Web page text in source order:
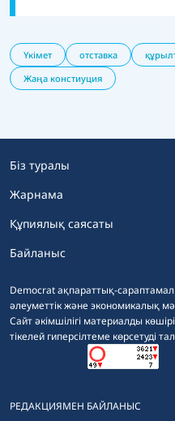
Үкімет отставка
Жаңа констиуция
Democrat ақпараттық-
әлеуметтік және экономикалық
Сайт әкімшілігі материалды
тікелей гиперсілтеме көрсетуді
Біз туралы
Жарнама
Құпиялық саясаты
Байланыс
РЕДАКЦИЯМЕН БАЙЛАНЫС